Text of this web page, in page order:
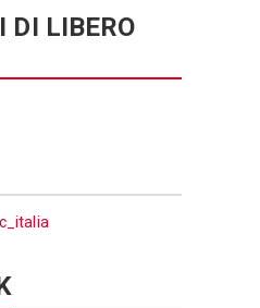
DI LIBERO